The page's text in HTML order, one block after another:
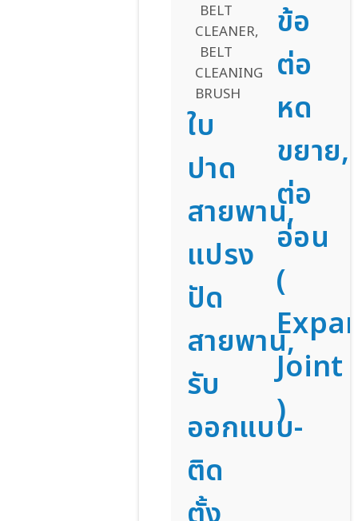
ใบ
ปาด
สายพาน,
แปรง
ปัด
สายพาน,
รับ
ออกแบบ-
ติด
ข้อ
ต่อ
หด
ขยาย
ต่อ
อ่อน
(
Joint
)